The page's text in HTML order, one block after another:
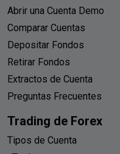
Abrir una Cuenta Demo
Comparar Cuentas
Depositar Fondos
Retirar Fondos
Extractos de Cuenta
Preguntas Frecuentes
Trading de Forex
Tipos de Cuenta